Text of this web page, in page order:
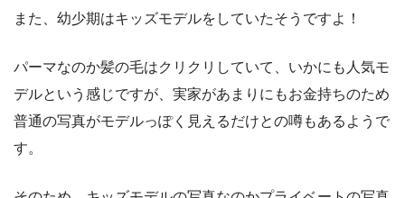
また、幼少期はキッズモデルをしていたそうですよ！
パーマなのか髪の毛はクリクリしていて、いかにも人気モ
デルという感じですが、実家があまりにもお金持ちのため
普通の写真がモデルっぽく見えるだけとの噂もあるようで
す。